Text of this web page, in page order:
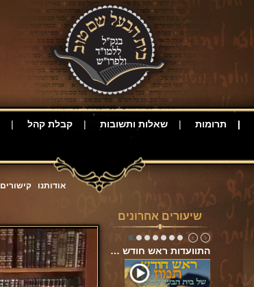
תרומות שאלות ותשובות קבלת קהל
אודותנו קישורים
שיעורים אחרונים
התוועדות ראש חודש …